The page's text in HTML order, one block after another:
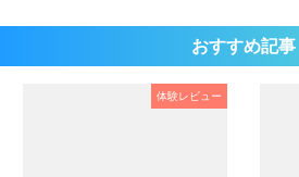
おすすめ記事
体験レビュー